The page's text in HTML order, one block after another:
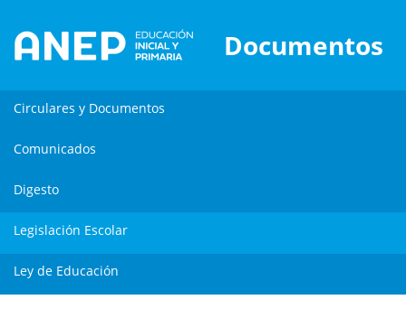
Documentos
Circulares y Documentos
Comunicados
Digesto
Legislación Escolar
Ley de Educación